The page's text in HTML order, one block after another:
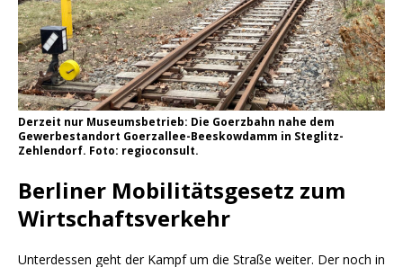
Derzeit nur Museumsbetrieb: Die Goerzbahn nahe dem
Gewerbestandort Goerzallee-Beeskowdamm in Steglitz-
Zehlendorf. Foto: regioconsult.
Berliner Mobilitätsgesetz zum
Wirtschaftsverkehr
Unterdessen geht der Kampf um die Straße weiter. Der noch in